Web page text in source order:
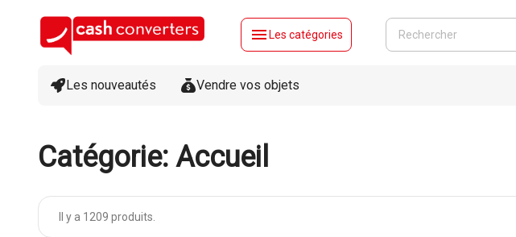
menu Les catégories
Les nouveautés Vendre vos objets
Catégorie: Accueil
Il y a 1209 produits.